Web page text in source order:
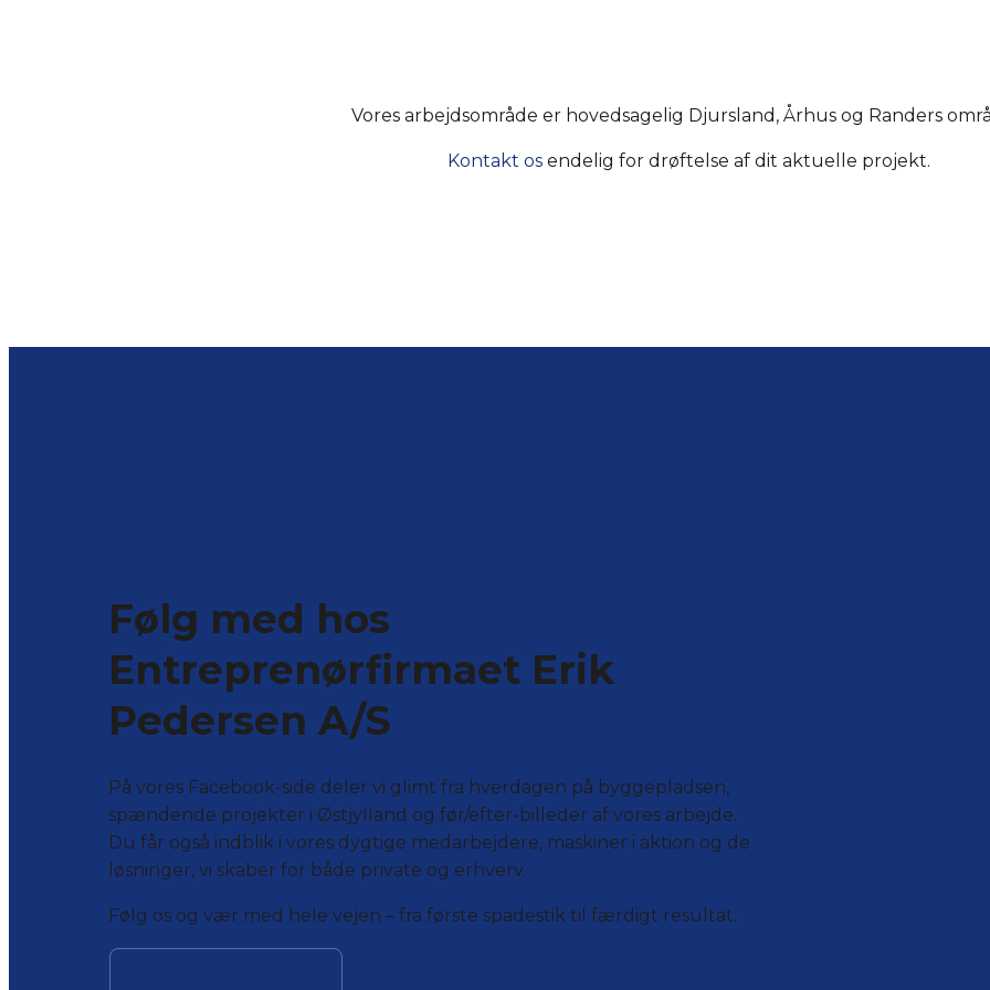
Vores arbejdsområde er hovedsagelig Djursland, Århus og Randers
Kontakt osendelig for drøftelse af dit aktuelle projekt.​
Følg med hos
Entreprenørfirmaet Erik
Pedersen A/S
På vores Facebook-side deler vi glimt fra hverdagen på byggepladsen,
spændende projekter i Østjylland og før/efter-billeder af vores arbejde.
Du får også indblik i vores dygtige medarbejdere, maskiner i aktion og de
løsninger, vi skaber for både private og erhverv.
Følg os og vær med hele vejen – fra første spadestik til færdigt resultat.